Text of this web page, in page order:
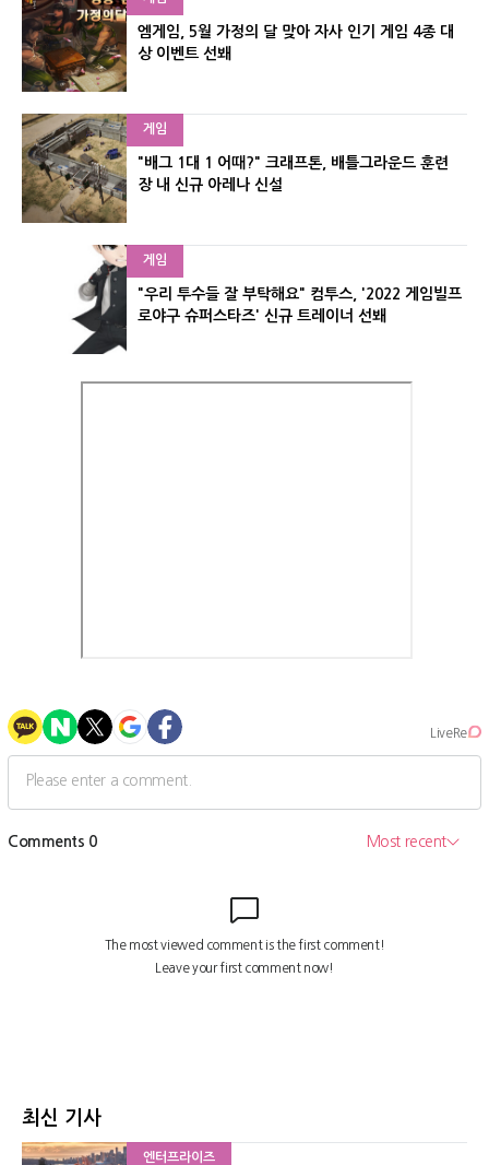
엠게임, 5월 가정의 달 맞아 자사 인기 게임 4종 대
상 이벤트 선봬
게임
"배그 1대 1 어때?" 크래프톤, 배틀그라운드 훈련
장 내 신규 아레나 신설
게임
"우리 투수들 잘 부탁해요" 컴투스, '2022 게임빌프
로야구 슈퍼스타즈' 신규 트레이너 선봬
최신 기사
엔터프라이즈